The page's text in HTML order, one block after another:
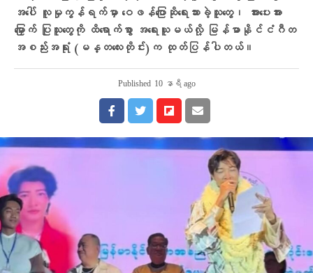
အပေါ် လူမှုကွန်ရက်မှာ ဝေဖန်ပြောဆိုရေးသားခဲ့သူတွေ၊ အားပေးအား
မြှောက် ပြုသူတွေကို ထိရောက်စွာ အရေးယူမယ်လို့ မြန်မာနိုင်ငံဂီတ
အစည်းအရုံး (မန္တလေးတိုင်း)က ထုတ်ပြန်ပါတယ်။
Published 10 နာရီ ago